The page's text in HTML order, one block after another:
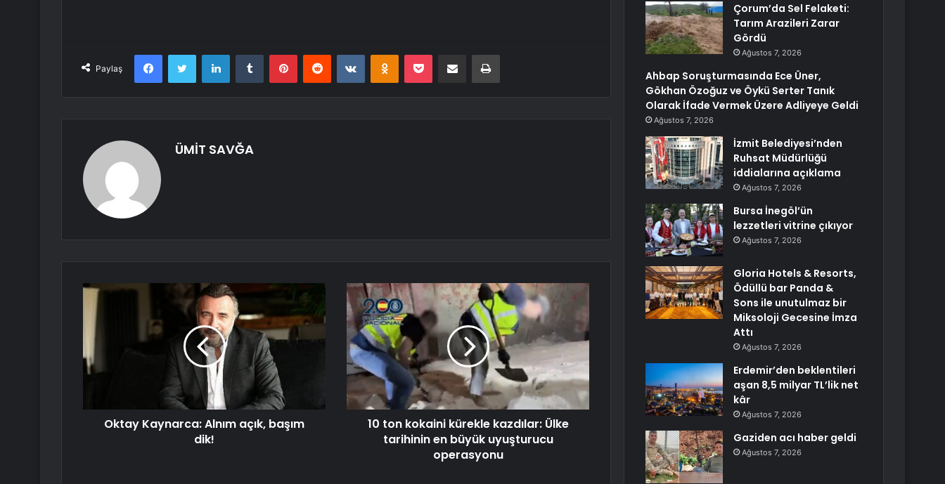
Paylaş
FacebookTwitter LinkedInTumblr PinterestReddit VKontakteOdnoklassniki
Pocket E-Posta ile paylaş Yazdır
ÜMİT SAVĞA
Oktay Kaynarca: Alnım açık, başım
dik!
10 ton kokaini kürekle kazdılar: Ülke
tarihinin en büyük uyuşturucu
operasyonu
Çorum’da Sel Felaketi:
Tarım Arazileri Zarar
Gördü
Ağustos 7, 2026
Ahbap Soruşturmasında Ece Üner,
Gökhan Özoğuz ve Öykü Serter Tanık
Olarak İfade Vermek Üzere Adliyeye Geldi
Ağustos 7, 2026
İzmit Belediyesi’nden
Ruhsat Müdürlüğü
iddialarına açıklama
Ağustos 7, 2026
Bursa İnegöl’ün
lezzetleri vitrine çıkıyor
Ağustos 7, 2026
Gloria Hotels & Resorts,
Ödüllü bar Panda &
Sons ile unutulmaz bir
Miksoloji Gecesine İmza
Attı
Ağustos 7, 2026
Erdemir’den beklentileri
aşan 8,5 milyar TL’lik net
kâr
Ağustos 7, 2026
Gaziden acı haber geldi
Ağustos 7, 2026